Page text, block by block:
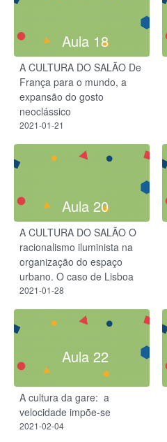
Aula 18
A CULTURA DO SALÃO De
França para o mundo, a
expansão do gosto
neoclássico
2021-01-21
Aula 20
A CULTURA DO SALÃO O
racionalismo iluminista na
organização do espaço
urbano. O caso de Lisboa
2021-01-28
Aula 22
A cultura da gare: ​ a
velocidade impõe-se​
2021-02-04